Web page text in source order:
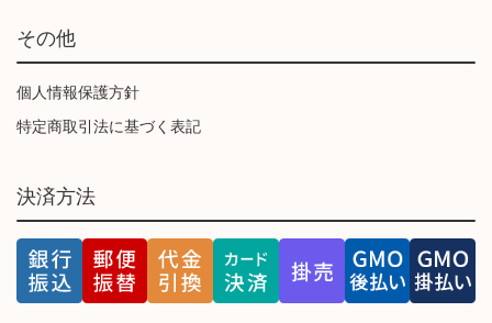
その他
個人情報保護方針
特定商取引法に基づく表記
決済方法